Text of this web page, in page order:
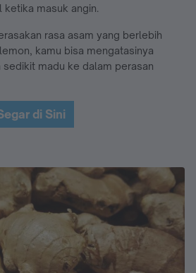
ketika masuk angin.
rasa asam yang berlebih
kamu bisa mengatasinya
sedikit madu ke dalam perasan
di Sini